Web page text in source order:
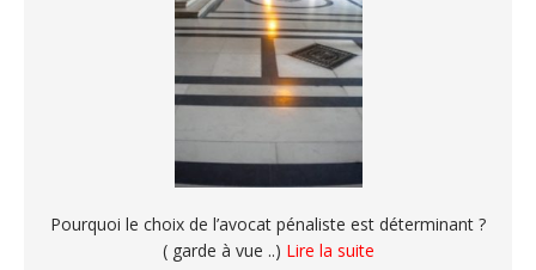
Pourquoi le choix de l’avocat pénaliste est déterminant ?
( garde à vue ..) Lire la suite